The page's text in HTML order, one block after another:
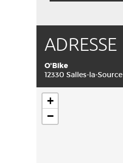
ADRESSE
O'Bike
12330 Salles-la-Source
+
−